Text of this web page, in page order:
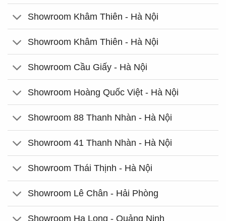
Showroom Khâm Thiên - Hà Nội
Showroom Khâm Thiên - Hà Nội
Showroom Cầu Giấy - Hà Nội
Showroom Hoàng Quốc Việt - Hà Nội
Showroom 88 Thanh Nhàn - Hà Nội
Showroom 41 Thanh Nhàn - Hà Nội
Showroom Thái Thịnh - Hà Nội
Showroom Lê Chân - Hải Phòng
Showroom Hạ Long - Quảng Ninh